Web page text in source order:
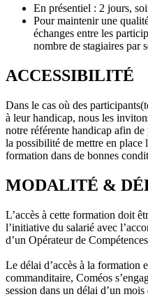
En présentiel : 2 jours,
Pour maintenir une
échanges entre les
nombre de stagiaires par
ACCESSIBILITÉ
Dans le cas où des
à leur handicap, nous les
notre référente handicap afin
la possibilité de mettre en place
formation dans de bonnes
MODALITÉ &
L’accès à cette formation doit
l’initiative du salarié avec
d’un Opérateur de
Le délai d’accès à la formation
commanditaire, Coméos
session dans un délai d’un